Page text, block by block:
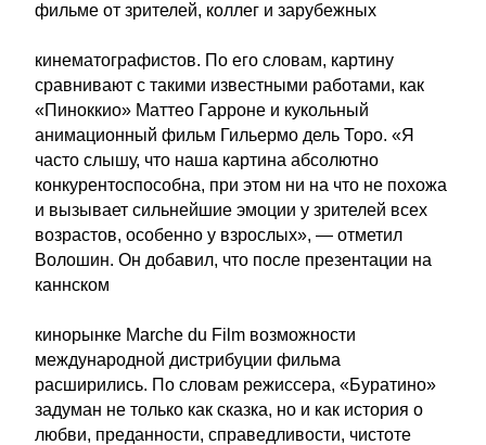
фильме от зрителей, коллег и зарубежных
кинематографистов. По его словам, картину
сравнивают с такими известными работами, как
«Пиноккио» Маттео Гарроне и кукольный
анимационный фильм Гильермо дель Торо. «Я
часто слышу, что наша картина абсолютно
конкурентоспособна, при этом ни на что не похожа
и вызывает сильнейшие эмоции у зрителей всех
возрастов, особенно у взрослых», — отметил
Волошин. Он добавил, что после презентации на
каннском
кинорынке Marche du Film возможности
международной дистрибуции фильма
расширились. По словам режиссера, «Буратино»
задуман не только как сказка, но и как история о
любви, преданности, справедливости, чистоте